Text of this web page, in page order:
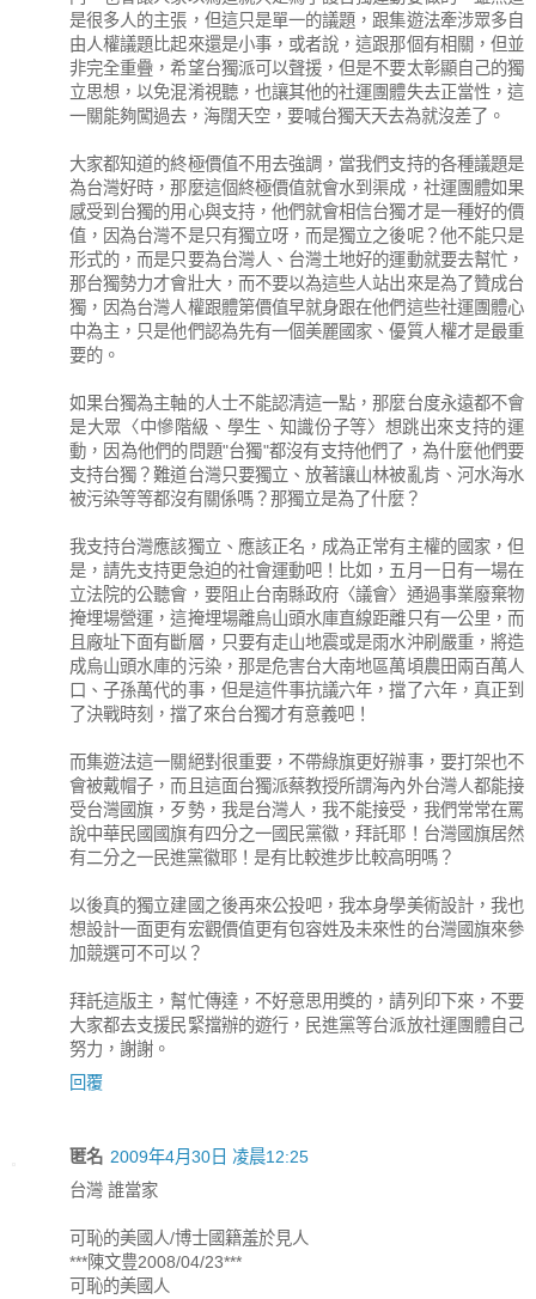
是很多人的主張，但這只是單一的議題，跟集遊法牽涉眾多自
由人權議題比起來還是小事，或者說，這跟那個有相關，但並
非完全重疊，希望台獨派可以聲援，但是不要太彰顯自己的獨
立思想，以免混淆視聽，也讓其他的社運團體失去正當性，這
一關能夠闖過去，海闊天空，要喊台獨天天去為就沒差了。
大家都知道的終極價值不用去強調，當我們支持的各種議題是
為台灣好時，那麼這個終極價值就會水到渠成，社運團體如果
感受到台獨的用心與支持，他們就會相信台獨才是一種好的價
值，因為台灣不是只有獨立呀，而是獨立之後呢？他不能只是
形式的，而是只要為台灣人、台灣土地好的運動就要去幫忙，
那台獨勢力才會壯大，而不要以為這些人站出來是為了贊成台
獨，因為台灣人權跟體第價值早就身跟在他們這些社運團體心
中為主，只是他們認為先有一個美麗國家、優質人權才是最重
要的。
如果台獨為主軸的人士不能認清這一點，那麼台度永遠都不會
是大眾〈中慘階級、學生、知識份子等〉想跳出來支持的運
動，因為他們的問題"台獨"都沒有支持他們了，為什麼他們要
支持台獨？難道台灣只要獨立、放著讓山林被亂肯、河水海水
被污染等等都沒有關係嗎？那獨立是為了什麼？
我支持台灣應該獨立、應該正名，成為正常有主權的國家，但
是，請先支持更急迫的社會運動吧！比如，五月一日有一場在
立法院的公聽會，要阻止台南縣政府〈議會〉通過事業廢棄物
掩埋場營運，這掩埋場離烏山頭水庫直線距離只有一公里，而
且廠址下面有斷層，只要有走山地震或是雨水沖刷嚴重，將造
成烏山頭水庫的污染，那是危害台大南地區萬頃農田兩百萬人
口、子孫萬代的事，但是這件事抗議六年，擋了六年，真正到
了決戰時刻，擋了來台台獨才有意義吧！
而集遊法這一關絕對很重要，不帶綠旗更好辦事，要打架也不
會被戴帽子，而且這面台獨派蔡教授所謂海內外台灣人都能接
受台灣國旗，歹勢，我是台灣人，我不能接受，我們常常在罵
說中華民國國旗有四分之一國民黨徽，拜託耶！台灣國旗居然
有二分之一民進黨徽耶！是有比較進步比較高明嗎？
以後真的獨立建國之後再來公投吧，我本身學美術設計，我也
想設計一面更有宏觀價值更有包容姓及未來性的台灣國旗來參
加競選可不可以？
拜託這版主，幫忙傳達，不好意思用獎的，請列印下來，不要
大家都去支援民緊擋辦的遊行，民進黨等台派放社運團體自己
努力，謝謝。
回覆
匿名 2009年4月30日 凌晨12:25
台灣 誰當家
可恥的美國人/博士國籍羞於見人
***陳文豊2008/04/23***
可恥的美國人